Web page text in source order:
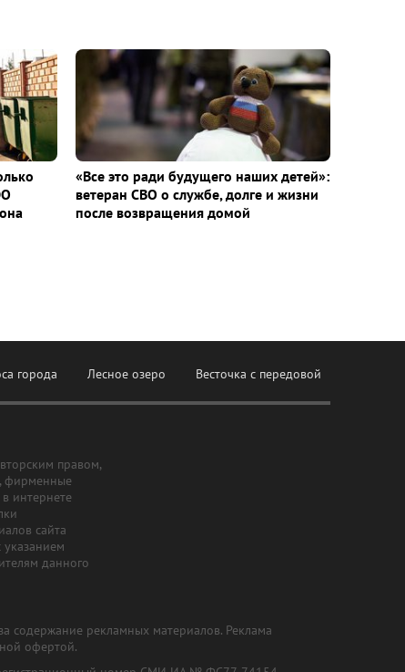
«Все это ради будущего наших детей»:
ветеран СВО о службе, долге и жизни
после возвращения домой
города Лесное озеро Весточка с передовой
правом,
фирменные
интернете
сайта
данного
содержание рекламных материалов. Реклама
офертой.